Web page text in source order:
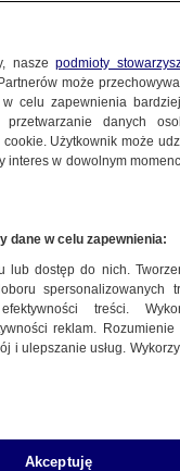
Eurojackpot
kolejowych.
ale czekają
naszepodmioty
może
celu zapewnienia
danych
Użytkownik może
w dowolnym
dane w celu zapewnienia:
lub dostęp do nich.
spersonalizowanych
treści.
reklam.
i ulepszanie usług.
Akceptuję